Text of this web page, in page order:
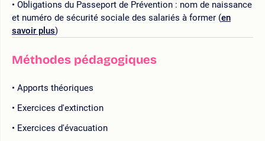
Obligations du Passeport de Prévention : nom de naissance
et numéro de sécurité sociale des salariés à former (en
savoir plus)
Méthodes pédagogiques
Apports théoriques
Exercices d'extinction
Exercices d'évacuation